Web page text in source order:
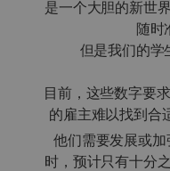
是一个大胆的新世
随时
但是我们的学
目前，这些数字要
的雇主难以找到合
他们需要发展或加
时，预计只有十分